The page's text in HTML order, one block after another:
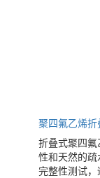
聚四氟乙烯
折叠式聚四
性和天然的
完整性测试，